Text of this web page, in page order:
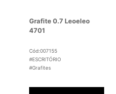
Grafite 0.7 Leoeleo
4701
Cód:007155
#ESCRITÓRIO
#Grafites